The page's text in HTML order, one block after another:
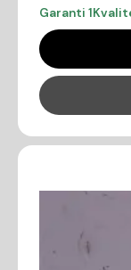
Garanti 1